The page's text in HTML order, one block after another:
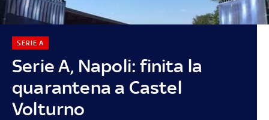
Serie A, Napoli: finita la
quarantena a Castel
Volturno
SERIE A